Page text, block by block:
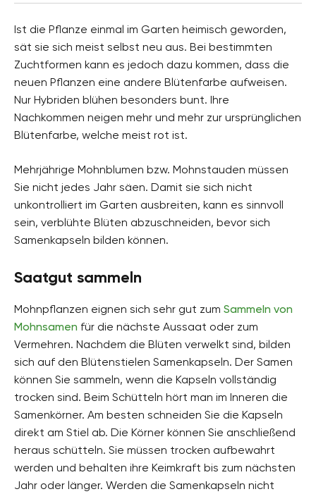
Ist die Pflanze einmal im Garten heimisch geworden,
sät sie sich meist selbst neu aus. Bei bestimmten
Zuchtformen kann es jedoch dazu kommen, dass die
neuen Pflanzen eine andere Blütenfarbe aufweisen.
Nur Hybriden blühen besonders bunt. Ihre
Nachkommen neigen mehr und mehr zur ursprünglichen
Blütenfarbe, welche meist rot ist.
Mehrjährige Mohnblumen bzw. Mohnstauden müssen
Sie nicht jedes Jahr säen. Damit sie sich nicht
unkontrolliert im Garten ausbreiten, kann es sinnvoll
sein, verblühte Blüten abzuschneiden, bevor sich
Samenkapseln bilden können.
Saatgut sammeln
Mohnpflanzen eignen sich sehr gut zum Sammeln von
Mohnsamen für die nächste Aussaat oder zum
Vermehren. Nachdem die Blüten verwelkt sind, bilden
sich auf den Blütenstielen Samenkapseln. Der Samen
können Sie sammeln, wenn die Kapseln vollständig
trocken sind. Beim Schütteln hört man im Inneren die
Samenkörner. Am besten schneiden Sie die Kapseln
direkt am Stiel ab. Die Körner können Sie anschließend
heraus schütteln. Sie müssen trocken aufbewahrt
werden und behalten ihre Keimkraft bis zum nächsten
Jahr oder länger. Werden die Samenkapseln nicht